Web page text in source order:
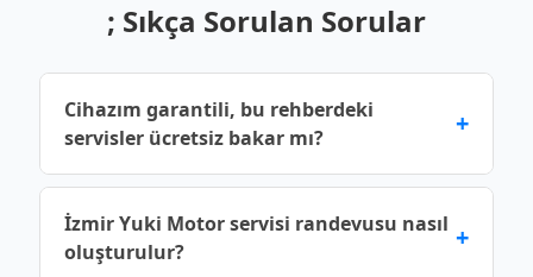
; Sıkça Sorulan Sorular
Cihazım garantili, bu rehberdeki
servisler ücretsiz bakar mı?
+
Üretici garantisi devam eden cihazlar için yetkili
servis noktalarına başvurmalısınız. Bu rehberde
yer alan bilgiler genel bilgilendirme amaçlıdır;
İzmir Yuki Motor servisi randevusu nasıl
oluşturulur?
+